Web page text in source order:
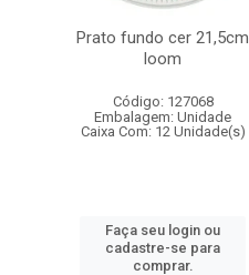
Prato fundo cer 21,5cm
loom
Código: 127068
Embalagem: Unidade
Caixa Com: 12 Unidade(s)
Faça seu login ou
cadastre-se para
comprar.